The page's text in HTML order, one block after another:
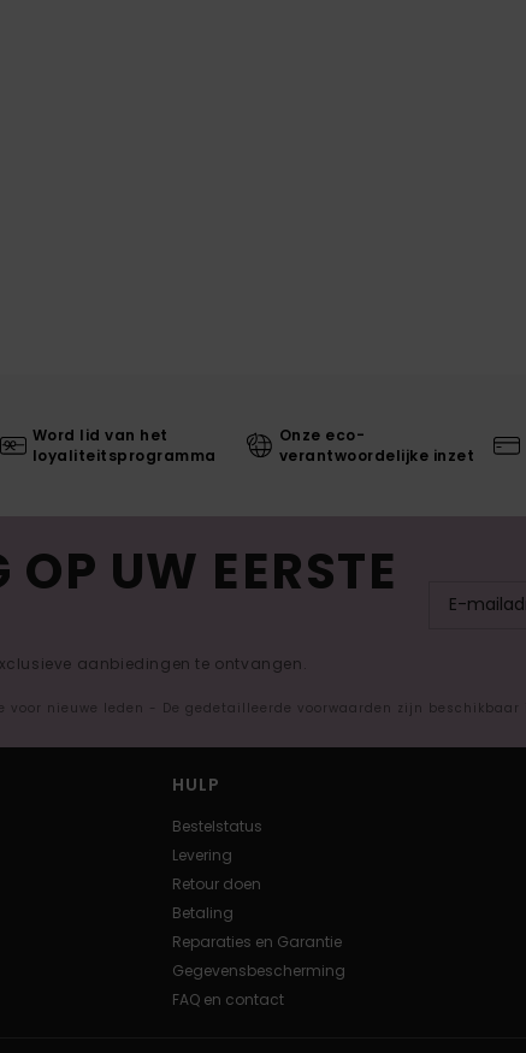
Word lid van het
loyaliteitsprogramma
Onze eco-
verantwoordelijke inzet
UW EERSTE
aanbiedingen te ontvangen.
nieuwe leden - De gedetailleerde voorwaarden zijn
HULP
Bestelstatus
Levering
Retour doen
Betaling
Reparaties en Garantie
Gegevensbescherming
FAQ en contact